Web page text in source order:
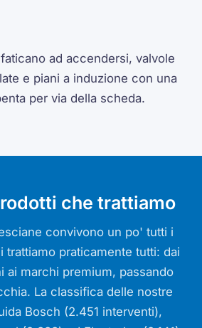
ad accendersi, valvole
e piani a induzione con una
per via della scheda.
che trattiamo
convivono un po' tutti i
trattiamo praticamente tutti: dai
ai marchi premium, passando
La classifica delle nostre
Bosch (2.451 interventi),